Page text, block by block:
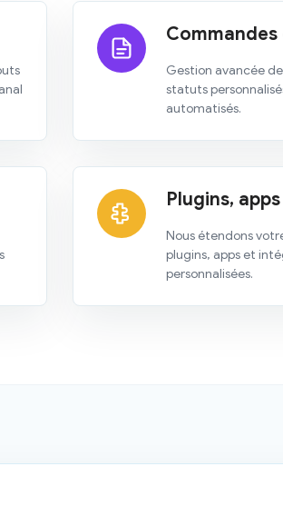
Gestion avancée
statuts
automatisés.
Plugins,
Nous étendons
plugins, apps et
personnalisées.